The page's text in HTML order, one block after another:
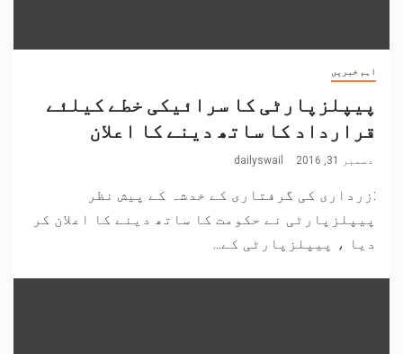
اہم خبریں
پیپلزپارٹی کا سرائیکی خطے کیلئے
قرارداد کا ساتھ دینے کا اعلان
دسمبر 31, 2016 dailyswail
:زرداری کی گرفتاری کے خدشہ کے پیش نظر
پیپلزپارٹی نے حکومت کا ساتھ دینے کا اعلان کر
دیا ، پیپلزپارٹی کے...